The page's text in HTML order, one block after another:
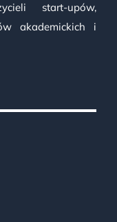
start-upów,
akademickich i